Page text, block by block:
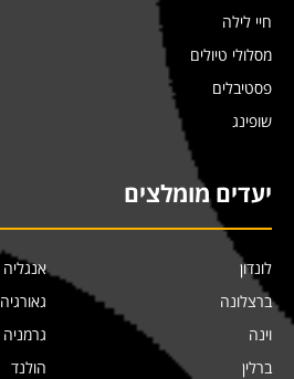
חיי לילה
מסלולי טיולים
פסטיבלים
שופינג
יעדים מומלצים
לונדון
ברצלונה
וינה
ברלין
אנגליה
גאורגיה
גרמניה
הולנד